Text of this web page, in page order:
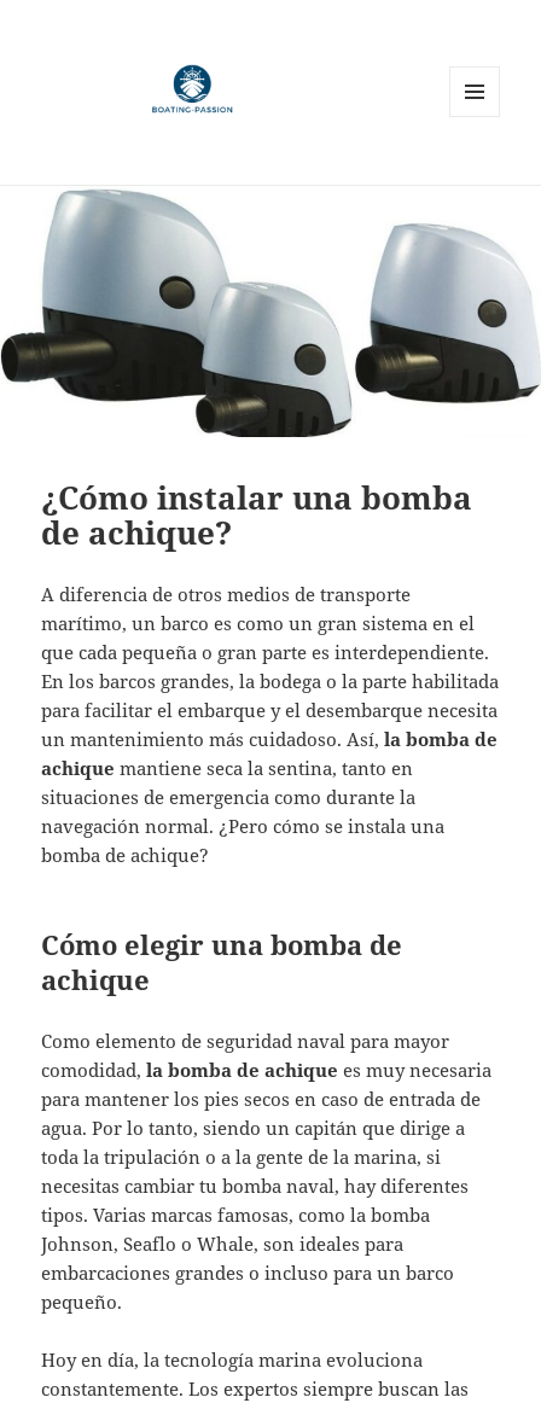
¿Cómo instalar una bomba
de achique?
A diferencia de otros medios de transporte
marítimo, un barco es como un gran sistema en el
que cada pequeña o gran parte es interdependiente.
En los barcos grandes, la bodega o la parte habilitada
para facilitar el embarque y el desembarque necesita
un mantenimiento más cuidadoso. Así,la bomba de
achique mantiene seca la sentina, tanto en
situaciones de emergencia como durante la
navegación normal. ¿Pero cómo se instala una
bomba de achique?
Cómo elegir una bomba de
achique
Como elemento de seguridad naval para mayor
comodidad,la bomba de achique es muy necesaria
para mantener los pies secos en caso de entrada de
agua. Por lo tanto, siendo un capitán que dirige a
toda la tripulación o a la gente de la marina, si
necesitas cambiar tu bomba naval, hay diferentes
tipos. Varias marcas famosas, como la bomba
Johnson, Seaflo o Whale, son ideales para
embarcaciones grandes o incluso para un barco
pequeño.
Hoy en día, la tecnología marina evoluciona
constantemente. Los expertos siempre buscan las